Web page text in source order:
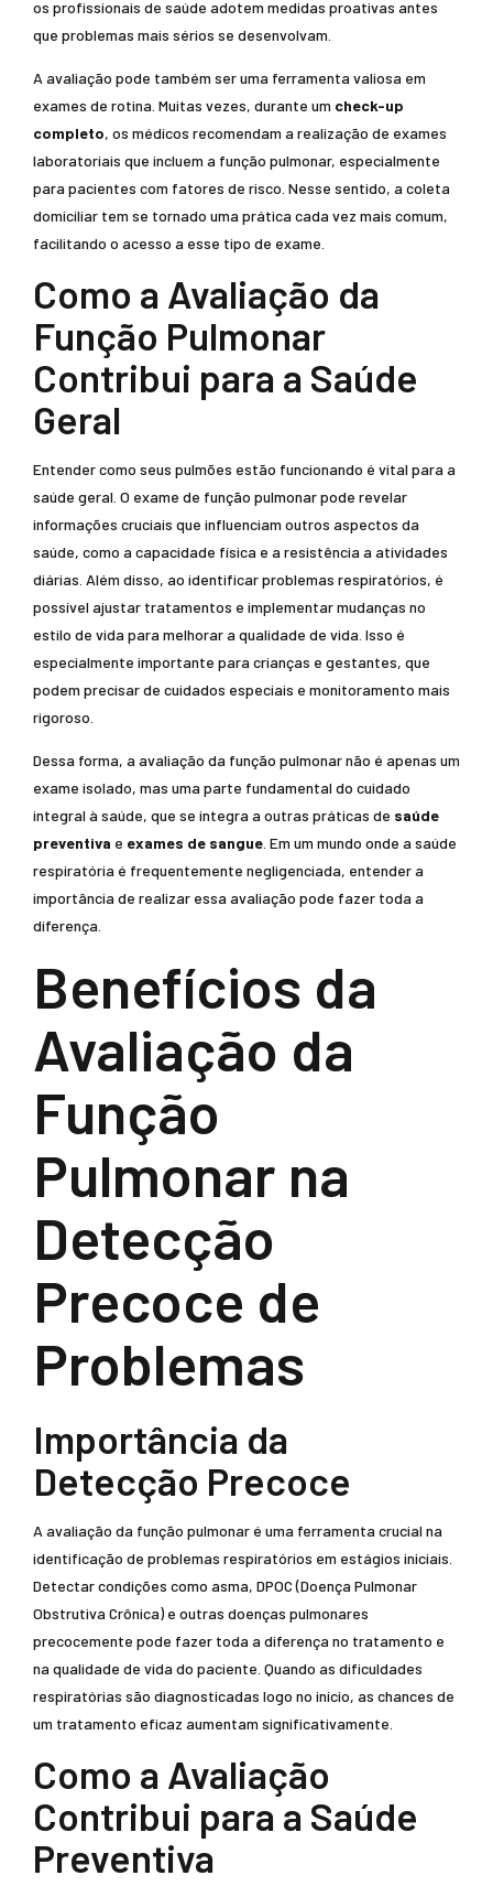
os profissionais de saúde adotem medidas proativas antes
que problemas mais sérios se desenvolvam.
A avaliação pode também ser uma ferramenta valiosa em
exames de rotina. Muitas vezes, durante um check-up
completo, os médicos recomendam a realização de exames
laboratoriais que incluem a função pulmonar, especialmente
para pacientes com fatores de risco. Nesse sentido, a coleta
domiciliar tem se tornado uma prática cada vez mais comum,
facilitando o acesso a esse tipo de exame.
Como a Avaliação da
Função Pulmonar
Contribui para a Saúde
Geral
Entender como seus pulmões estão funcionando é vital para a
saúde geral. O exame de função pulmonar pode revelar
informações cruciais que influenciam outros aspectos da
saúde, como a capacidade física e a resistência a atividades
diárias. Além disso, ao identificar problemas respiratórios, é
possível ajustar tratamentos e implementar mudanças no
estilo de vida para melhorar a qualidade de vida. Isso é
especialmente importante para crianças e gestantes, que
podem precisar de cuidados especiais e monitoramento mais
rigoroso.
Dessa forma, a avaliação da função pulmonar não é apenas um
exame isolado, mas uma parte fundamental do cuidado
integral à saúde, que se integra a outras práticas de saúde
preventiva e exames de sangue . Em um mundo onde a saúde
respiratória é frequentemente negligenciada, entender a
importância de realizar essa avaliação pode fazer toda a
diferença.
Benefícios da
Avaliação da
Função
Pulmonar na
Detecção
Precoce de
Problemas
Importância da
Detecção Precoce
A avaliação da função pulmonar é uma ferramenta crucial na
identificação de problemas respiratórios em estágios iniciais.
Detectar condições como asma, DPOC (Doença Pulmonar
Obstrutiva Crônica) e outras doenças pulmonares
precocemente pode fazer toda a diferença no tratamento e
na qualidade de vida do paciente. Quando as dificuldades
respiratórias são diagnosticadas logo no início, as chances de
um tratamento eficaz aumentam significativamente.
Como a Avaliação
Contribui para a Saúde
Preventiva